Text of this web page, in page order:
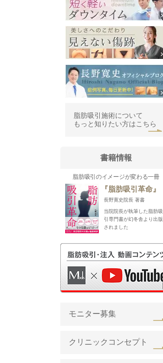
脂肪吸引施術について
もっと知りたい方はこちら
書籍情報
脂肪吸引のイメージが変わる一冊
『脂肪吸引革命』
長野寛史院長 著書
当院院長が執筆した脂肪吸
引専門書が幻冬舎より出版
されました
モニター募集
クリニックコンセプト